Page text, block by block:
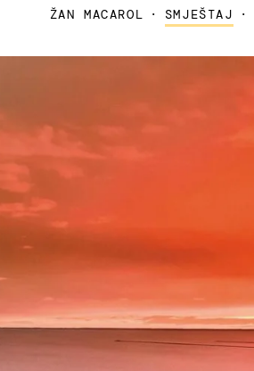
ŽAN MACAROL · SMJEŠTAJ ·